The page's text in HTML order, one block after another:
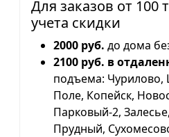
Для заказов от 100
учета скидки
2000 руб. до дома
2100 руб. в
подъема: Чурилово,
Поле, Копейск,
Парковый-2,
Прудный,